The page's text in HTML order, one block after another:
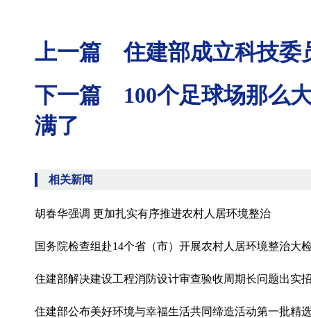
上一篇 住建部成立科技委
下一篇 100个足球场那么
满了
相关新闻
胡春华强调 更加扎实有序推进农村人居环境整治
国务院检查组赴14个省（市）开展农村人居环境整治大
住建部解决建设工程消防设计审查验收周期长问题出实
住建部公布美好环境与幸福生活共同缔造活动第一批精